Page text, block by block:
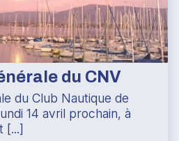
du CNV
du Club Nautique de
14 avril prochain, à
[...]